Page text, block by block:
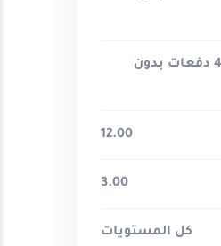
تـمـارا - قسّمها على 4 دفعات بدون
12.00
3.00
كل المستويات